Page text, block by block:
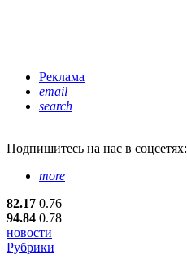
Реклама
email
search
Подпишитесь на нас в соцсетях:
more
82.17 0.76
94.84 0.78
новости
Рубрики